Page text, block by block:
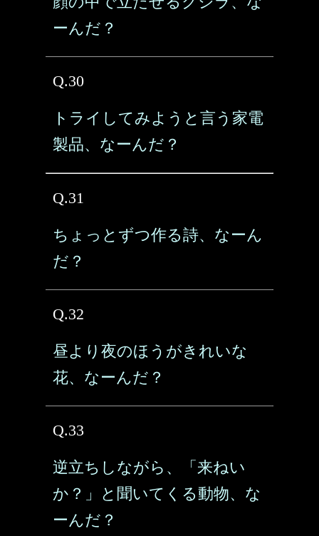
ーんだ？
Q.30
トライしてみようと言う家電
製品、なーんだ？
Q.31
ちょっとずつ作る詩、なーん
だ？
Q.32
昼より夜のほうがきれいな
花、なーんだ？
Q.33
逆立ちしながら、「来ねい
か？」と聞いてくる動物、な
ーんだ？